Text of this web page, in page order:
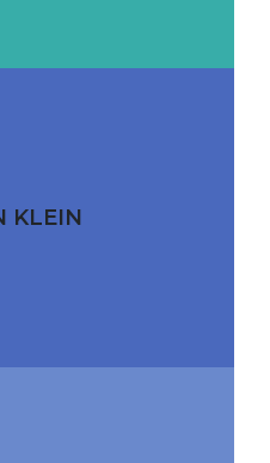
KLEIN